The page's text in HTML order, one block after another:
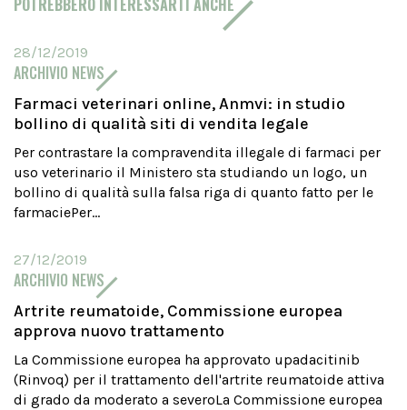
POTREBBERO INTERESSARTI ANCHE
28/12/2019
ARCHIVIO NEWS
Farmaci veterinari online, Anmvi: in studio
bollino di qualità siti di vendita legale
Per contrastare la compravendita illegale di farmaci per
uso veterinario il Ministero sta studiando un logo, un
bollino di qualità sulla falsa riga di quanto fatto per le
farmaciePer...
27/12/2019
ARCHIVIO NEWS
Artrite reumatoide, Commissione europea
approva nuovo trattamento
La Commissione europea ha approvato upadacitinib
(Rinvoq) per il trattamento dell'artrite reumatoide attiva
di grado da moderato a severoLa Commissione europea